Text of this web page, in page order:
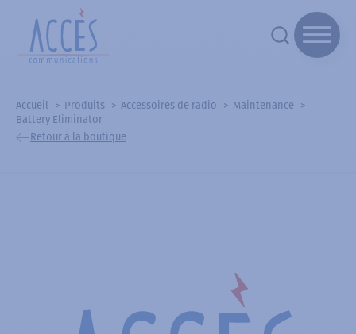
Accueil Produits Accessoires de radio
Maintenance
Battery Eliminator
Retour à la boutique